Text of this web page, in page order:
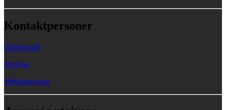
Kontaktpersoner
Ordförande
Styrelse
Webbansvarig